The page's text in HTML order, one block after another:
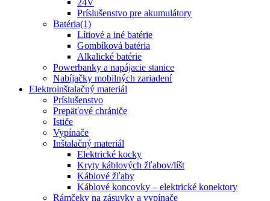
24V
Príslušenstvo pre akumulátory
Batéria(1)
Lítiové a iné batérie
Gombíková batéria
Alkalické batérie
Powerbanky a napájacie stanice
Nabíjačky mobilných zariadení
Elektroinštalačný materiál
Príslušenstvo
Prepäťové chrániče
Ističe
Vypínače
Inštalačný materiál
Elektrické kocky
Kryty káblových žľabov/líšt
Káblové žľaby
Káblové koncovky – elektrické konektory
Rámčeky na zásuvky a vypínače